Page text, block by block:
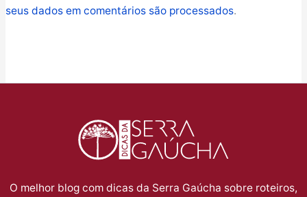
seus dados em comentários são processados.
O melhor blog com dicas da Serra Gaúcha sobre roteiros,